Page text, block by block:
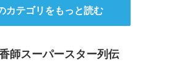
カテゴリをもっと読む
師スーパースター列伝